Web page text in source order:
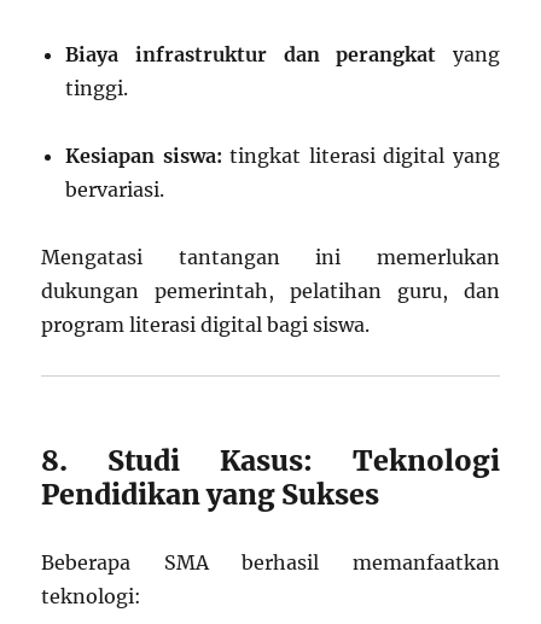
Biaya infrastruktur dan perangkat yang
tinggi.
Kesiapan siswa: tingkat literasi digital yang
bervariasi.
Mengatasi tantangan ini memerlukan
dukungan pemerintah, pelatihan guru, dan
program literasi digital bagi siswa.
8. Studi Kasus: Teknologi
Pendidikan yang Sukses
Beberapa SMA berhasil memanfaatkan
teknologi: